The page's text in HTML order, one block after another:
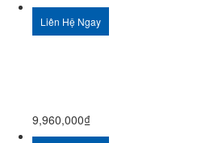
Liên Hệ Ngay
9,960,000₫